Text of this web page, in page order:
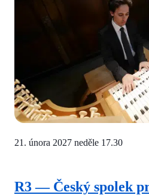
R3 — Český spolek
21. února 2027 neděle 17.30